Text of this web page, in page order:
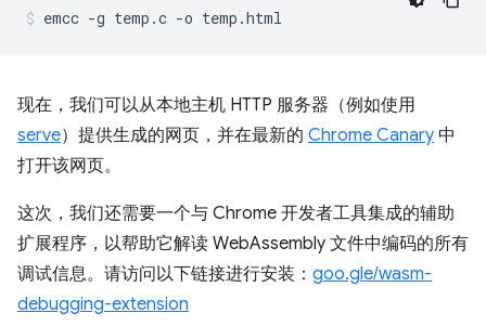
现在，我们可以从本地主机 HTTP 服务器（例如使用
serve）提供生成的网页，并在最新的 Chrome Canary 中
打开该网页。
这次，我们还需要一个与 Chrome 开发者工具集成的辅助
扩展程序，以帮助它解读 WebAssembly 文件中编码的所有
调试信息。请访问以下链接进行安装： goo.gle/wasm-
debugging-extension